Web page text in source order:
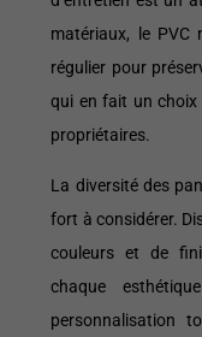
matériaux, le PVC
régulier pour
qui en fait un
propriétaires.
La diversité des
fort à considérer.
couleurs et de
chaque
personnalisation